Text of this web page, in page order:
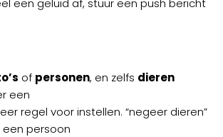
een geluid af, stuur een push bericht
of personen, en zelfs dieren
een
regel voor instellen. “negeer dieren”
een persoon